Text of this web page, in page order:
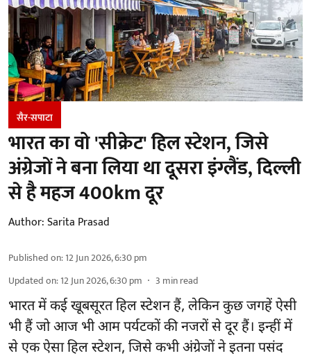
सैर-सपाटा
भारत का वो 'सीक्रेट' हिल स्टेशन, जिसे
अंग्रेजों ने बना लिया था दूसरा इंग्लैंड, दिल्ली
से है महज 400km दूर
Author:Sarita Prasad
Published on:12 Jun 2026, 6:30 pm
Updated on:12 Jun 2026, 6:30 pm 3 min read
भारत में कई खूबसूरत हिल स्टेशन हैं, लेकिन कुछ जगहें ऐसी
भी हैं जो आज भी आम पर्यटकों की नजरों से दूर हैं। इन्हीं में
से एक ऐसा हिल स्टेशन, जिसे कभी अंग्रेजों ने इतना पसंद